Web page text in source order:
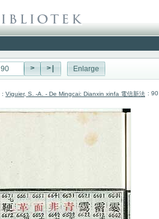
> >| Enlarge
: Viguier, S. -A. - De Mingcai: Dianxin xinfa 電信新法 : 90